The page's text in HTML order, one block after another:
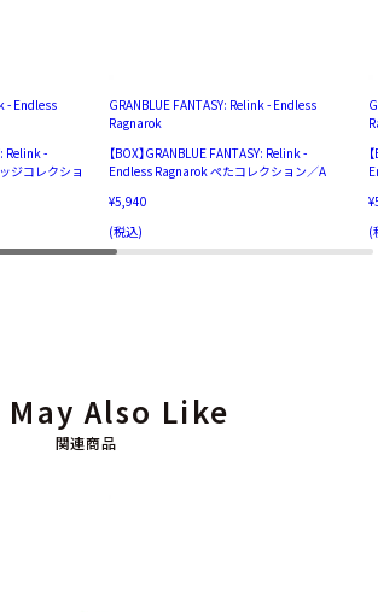
- Endless
Relink -
ジコレクショ
GRANBLUE FANTASY: Relink - Endless
Ragnarok
【BOX】GRANBLUE FANTASY: Relink -
Endless Ragnarok ぺたコレクション／A
¥5,940
(税込)
(
関連商品
May Also Like